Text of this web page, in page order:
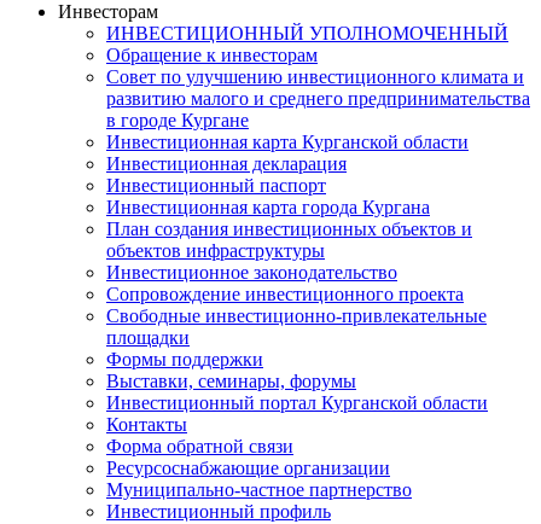
Инвесторам
ИНВЕСТИЦИОННЫЙ УПОЛНОМОЧЕННЫЙ
Обращение к инвесторам
Совет по улучшению инвестиционного климата и
развитию малого и среднего предпринимательства
в городе Кургане
Инвестиционная карта Курганской области
Инвестиционная декларация
Инвестиционный паспорт
Инвестиционная карта города Кургана
План создания инвестиционных объектов и
объектов инфраструктуры
Инвестиционное законодательство
Сопровождение инвестиционного проекта
Свободные инвестиционно-привлекательные
площадки
Формы поддержки
Выставки, семинары, форумы
Инвестиционный портал Курганской области
Контакты
Форма обратной связи
Ресурсоснабжающие организации
Муниципально-частное партнерство
Инвестиционный профиль